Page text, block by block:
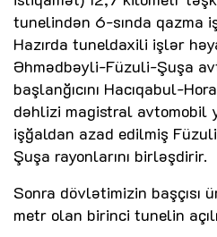
tunelindən 6-sında qazma
Hazırda tuneldaxili işlər
Əhmədbəyli-Füzuli-Şuşa
başlanğıcını Hacıqabul-
dəhlizi magistral avtomobil
işğaldan azad edilmiş
Şuşa rayonlarını birləşdirir.
Sonra dövlətimizin başçısı
metr olan birinci tunelin